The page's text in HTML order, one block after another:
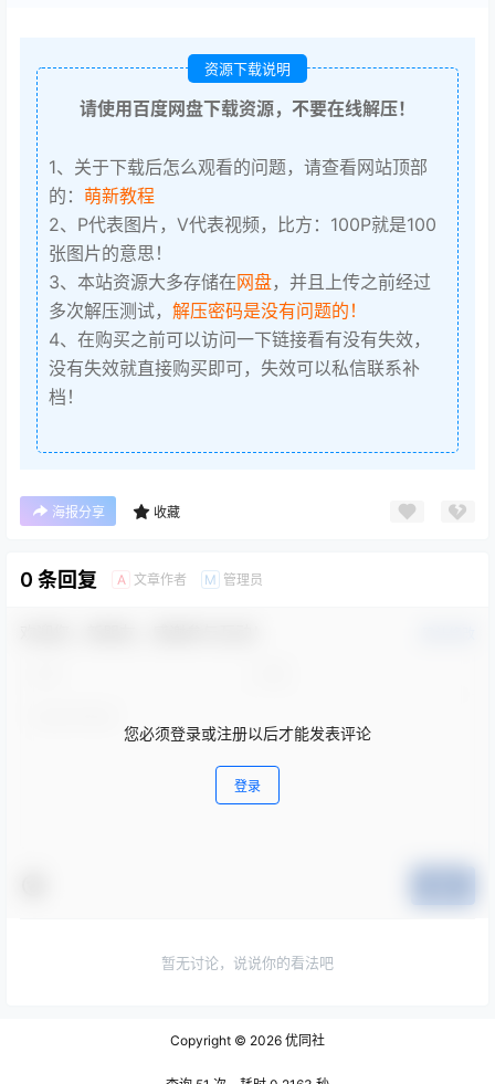
资源下载说明
请使用百度网盘下载资源，不要在线解压！
1、关于下载后怎么观看的问题，请查看网站顶部
的： 萌新教程
2、P代表图片，V代表视频，比方：100P就是100
张图片的意思！
3、本站资源大多存储在网盘，并且上传之前经过
多次解压测试， 解压密码是没有问题的！
4、在购买之前可以访问一下链接看有没有失效，
没有失效就直接购买即可，失效可以私信联系补
档！
海报分享 收藏
0 条回复 A 文章作者 M 管理员
您必须登录或注册以后才能发表评论
登录
暂无讨论，说说你的看法吧
Copyright © 2026 优同社